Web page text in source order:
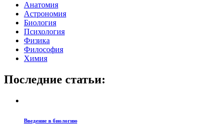
Анатомия
Астрономия
Биология
Психология
Физика
Философия
Химия
Последние статьи:
Введение в биологию